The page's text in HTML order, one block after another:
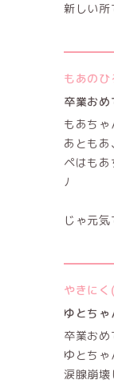
新しい所
もあのひ
卒業おめ
もあちゃ
あとも
ペはも
ﾉ
じゃ元気
やきに
ゆとちゃ
卒業おめ
ゆとち
涙腺崩壊